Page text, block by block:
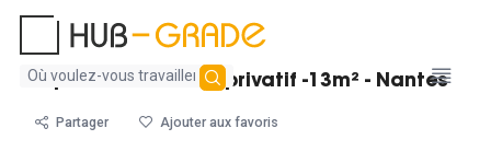
Aucun
trouvé
Splendide bureau privatif -13m² - Nantes
Partager Ajouter aux favoris